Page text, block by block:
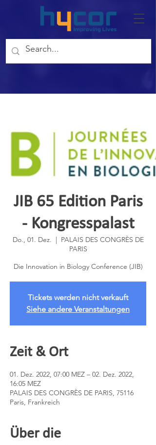
JIB 65 Edition Paris
- Kongresspalast
Do., 01. Dez.
  |
PALAIS DES CONGRÈS DE
PARIS
Die Innovation in Biology Conference (JIB)
Tickets werden nicht verkauft
Siehe andere Veranstaltungen
Zeit & Ort
01. Dez. 2022, 07:00 MEZ – 02. Dez. 2022,
16:05 MEZ
PALAIS DES CONGRÈS DE PARIS, 75116
Paris, Frankreich
Über die